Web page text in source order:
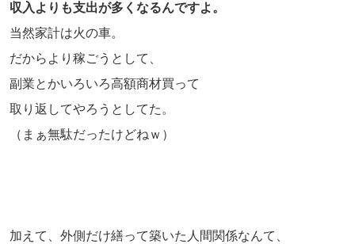
収入よりも支出が多くなるんですよ。
当然家計は火の車。
だからより稼ごうとして、
副業とかいろいろ高額商材買って
取り返してやろうとしてた。
（まぁ無駄だったけどねｗ）
加えて、外側だけ繕って築いた人間関係なんて、